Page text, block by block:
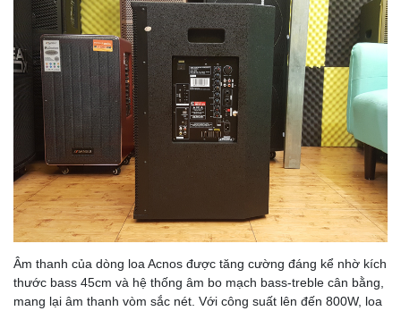
Âm thanh của dòng loa Acnos được tăng cường đáng kể nhờ kích
thước bass 45cm và hệ thống âm bo mạch bass-treble cân bằng,
mang lại âm thanh vòm sắc nét. Với công suất lên đến 800W, loa